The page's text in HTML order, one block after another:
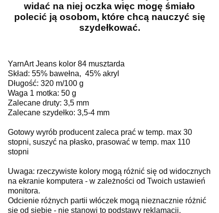
widać na niej oczka więc mogę śmiało
polecić ją osobom, które chcą nauczyć się
szydełkować.
YarnArt Jeans kolor 84 musztarda
Skład: 55% bawełna, 45% akryl
Długość: 320 m/100 g
Waga 1 motka: 50 g
Zalecane druty: 3,5 mm
Zalecane szydełko: 3,5-4 mm
Gotowy wyrób producent zaleca prać w temp. max 30
stopni, suszyć na płasko, prasować w temp. max 110
stopni
Uwaga: rzeczywiste kolory mogą różnić się od widocznych
na ekranie komputera - w zależności od Twoich ustawień
monitora.
Odcienie różnych partii włóczek mogą nieznacznie różnić
się od siebie - nie stanowi to podstawy reklamacji.